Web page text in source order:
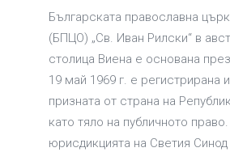
Българската православна
(БПЦО) „Св. Иван Рилски“ в
столица Виена е основана
19 май 1969 г. е регистрирана
призната от страна на
като тяло на публичното
юрисдикцията на Светия Синод